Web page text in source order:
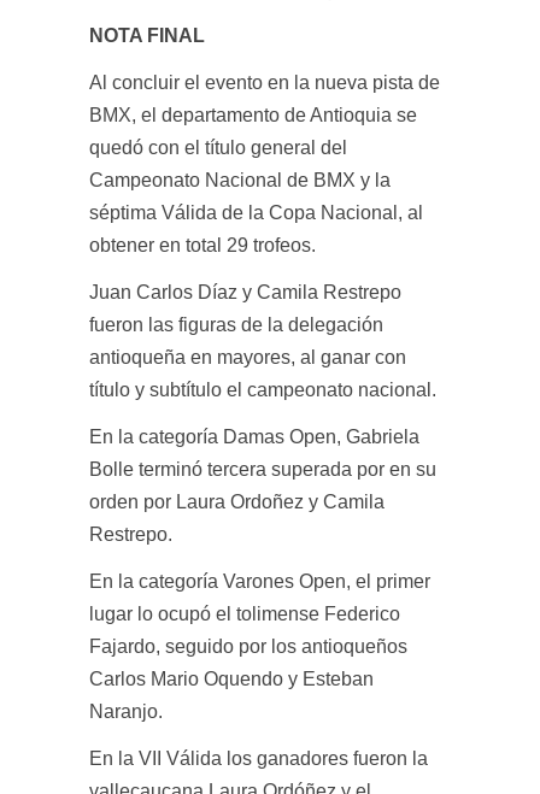
NOTA FINAL
Al concluir el evento en la nueva pista de
BMX, el departamento de Antioquia se
quedó con el título general del
Campeonato Nacional de BMX y la
séptima Válida de la Copa Nacional, al
obtener en total 29 trofeos.
Juan Carlos Díaz y Camila Restrepo
fueron las figuras de la delegación
antioqueña en mayores, al ganar con
título y subtítulo el campeonato nacional.
En la categoría Damas Open, Gabriela
Bolle terminó tercera superada por en su
orden por Laura Ordoñez y Camila
Restrepo.
En la categoría Varones Open, el primer
lugar lo ocupó el tolimense Federico
Fajardo, seguido por los antioqueños
Carlos Mario Oquendo y Esteban
Naranjo.
En la VII Válida los ganadores fueron la